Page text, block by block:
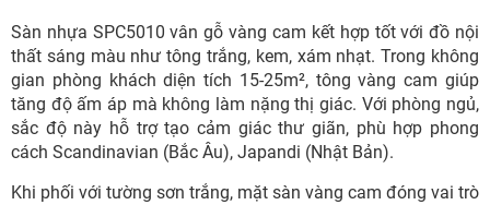
Sàn nhựa SPC5010 vân gỗ vàng cam kết hợp tốt với đồ nội
thất sáng màu như tông trắng, kem, xám nhạt. Trong không
gian phòng khách diện tích 15-25m², tông vàng cam giúp
tăng độ ấm áp mà không làm nặng thị giác. Với phòng ngủ,
sắc độ này hỗ trợ tạo cảm giác thư giãn, phù hợp phong
cách Scandinavian (Bắc Âu), Japandi (Nhật Bản).
Khi phối với tường sơn trắng, mặt sàn vàng cam đóng vai trò